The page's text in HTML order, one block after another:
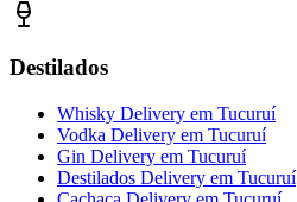
Destilados
Whisky Delivery em Tucuruí
Vodka Delivery em Tucuruí
Gin Delivery em Tucuruí
Destilados Delivery em Tucuruí